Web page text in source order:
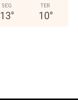
SEG
13°
TER
10°